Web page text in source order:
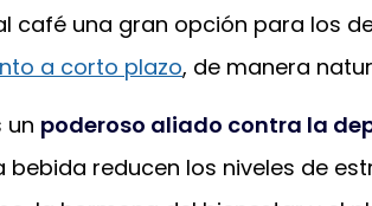
café una gran opción para los
a corto plazo, de manera
un poderoso aliado contra la
bebida reducen los niveles de